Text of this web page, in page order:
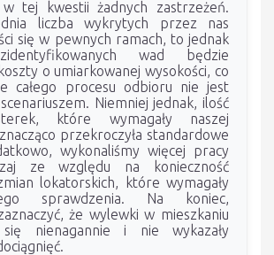
w tej kwestii żadnych zastrzeżeń.
liczba wykrytych przez nas
się w pewnych ramach, to jednak
wad będzie
o umiarkowanej wysokości, co
całego procesu odbioru nie jest
Niemniej jednak, ilość
które wymagały naszej
przekroczyła standardowe
wykonaliśmy więcej pracy
ze względu na konieczność
lokatorskich, które wymagały
sprawdzenia. Na koniec,
że wylewki w mieszkaniu
nienagannie i nie wykazały